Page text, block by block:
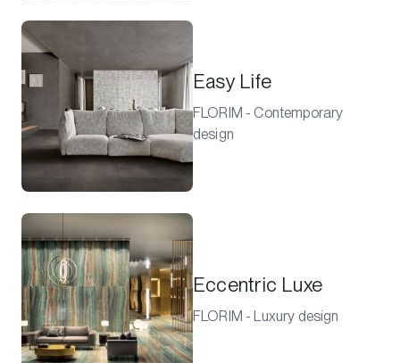
Easy Life
FLORIM - Contemporary
design
Eccentric Luxe
FLORIM - Luxury design